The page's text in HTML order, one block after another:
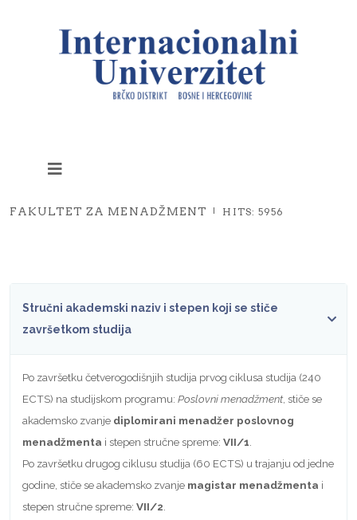
FAKULTET ZA MENADŽMENT HITS: 5956
Stručni akademski naziv i stepen koji se stiče
završetkom studija
Po završetku četverogodišnjih studija prvog ciklusa studija (240
ECTS) na studijskom programu: Poslovni menadžment, stiče se
akademsko zvanje diplomirani menadžer poslovnog
menadžmenta i stepen stručne spreme: VII/1
Po završetku drugog ciklusu studija (60 ECTS) u trajanju od jedne
godine, stiče se akademsko zvanje magistar menadžmenta i
stepen stručne spreme: VII/2